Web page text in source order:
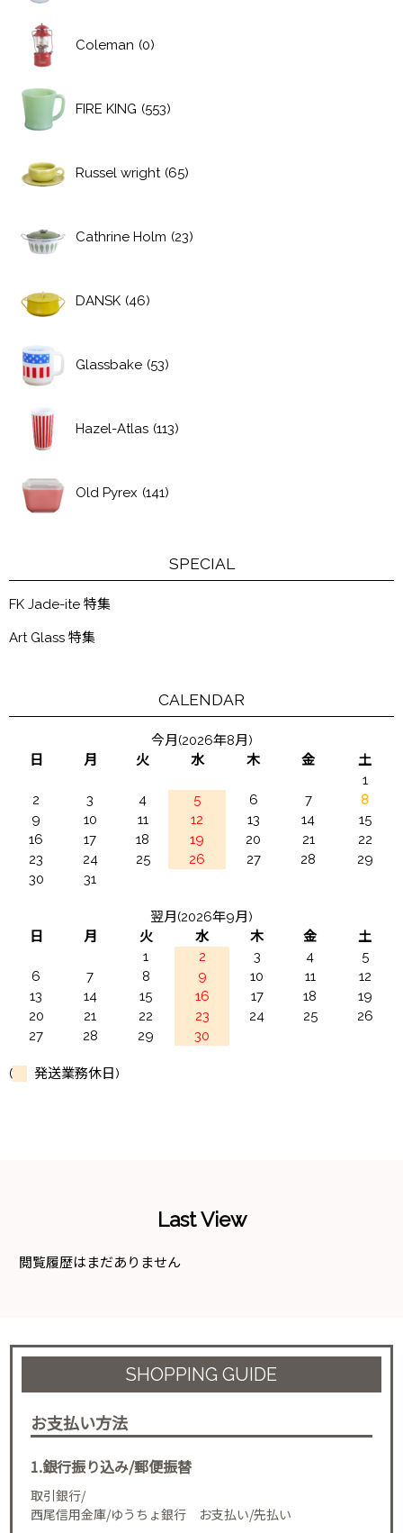
Coleman (0)
FIRE KING (553)
Russel wright (65)
Cathrine Holm (23)
DANSK (46)
Glassbake (53)
Hazel-Atlas (113)
Old Pyrex (141)
SPECIAL
FK Jade-ite 特集
Art Glass 特集
CALENDAR
今月(2026年8月)
日
月 火 水 木 金
土
1
2
3 4 5 6 7
8
9
10 11 12 13 14
15
16
17 18 19 20 21
22
23
24 25 26 27 28
29
30
31
翌月(2026年9月)
日
月 火 水 木 金
土
1
2 3 4
5
6
7 8 9 10 11
12
13
14 15 16 17 18
19
20
21 22 23 24 25
26
27
28 29 30
( 発送業務休日)
Last View
閲覧履歴はまだありません
SHOPPING GUIDE
お支払い方法
1.銀行振り込み/郵便振替
取引銀行/
西尾信用金庫/ゆうちょ銀行 お支払い/先払い